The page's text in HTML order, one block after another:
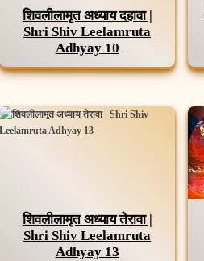
शिवलीलामृत अध्याय दहावा |
Shri Shiv Leelamruta
Adhyay 10
शिवलीलामृत अध्याय तेरावा |
Shri Shiv Leelamruta
Adhyay 13